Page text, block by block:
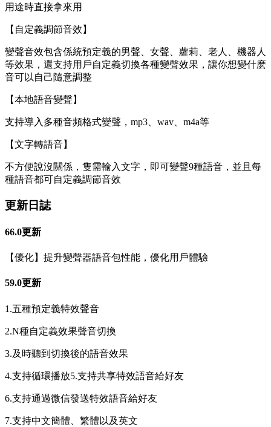
用途時直接拿來用
【自定義調節音效】
變聲音效包含係統預定義的男聲、女聲、蘿莉、老人、機器人
等效果，還支持用戶自定義切換各種變聲效果，讓你想變什麽
音可以自己隨意調整
【本地語音變聲】
支持導入多種音頻格式變聲，mp3、wav、m4a等
【文字轉語音】
不方便說沒關係，隻需輸入文字，即可變聲9種語音，並且每
種語音都可自定義調節音效
更新日誌
66.0更新
【優化】提升變聲器語音包性能，優化用戶體驗
59.0更新
1.五種預定義特效聲音
2.N種自定義效果聲音切換
3.及時聽到切換後的語音效果
4.支持循環播放5.支持共享特效語音給好友
6.支持通過微信發送特效語音給好友
7.支持中文簡體、繁體以及英文